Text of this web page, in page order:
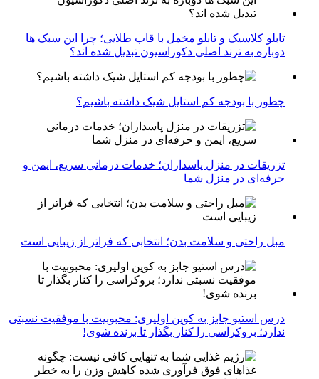
تابلو کلاسیک و تابلو مخمل با قاب طلایی؛ چرا این سبک ها
دوباره به ترند اصلی دکوراسیون تبدیل شده اند؟
چطور با بودجه کم استایل شیک داشته باشیم؟
تزریقات در منزل پاسداران؛ خدمات درمانی سریع، ایمن و
حرفه‌ای در منزل شما
مبل راحتی و سلامت بدن؛ انتخابی که فراتر از زیبایی است
درس استیو جابز به کوین اولیری: محبوبیت با موفقیت نسبتی
ندارد؛ بروکراسی را کنار بگذار تا برنده شوی!